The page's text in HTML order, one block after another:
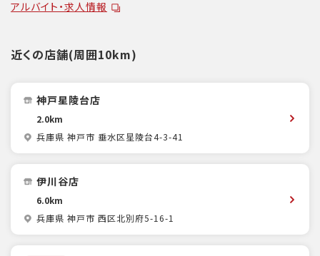
アルバイト・求人情報
近くの店舗(周囲10km)
神戸星陵台店
2.0km
兵庫県 神戸市 垂水区星陵台4-3-41
伊川谷店
6.0km
兵庫県 神戸市 西区北別府5-16-1